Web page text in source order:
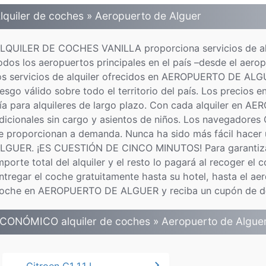
de coches » Aeropuerto de Alguer
DE COCHES VANILLA proporciona servicios de
los aeropuertos principales en el país –desde el
servicios de alquiler ofrecidos en AEROPUERTO DE
válido sobre todo el territorio del país. Los precios en
para alquileres de largo plazo. Con cada alquiler en
sin cargo y asientos de niños. Los
proporcionan a demanda. Nunca ha sido más fácil hacer
¡ES CUESTIÓN DE CINCO MINUTOS! Para
total del alquiler y el resto lo pagará al recoger el
el coche gratuitamente hasta su hotel, hasta el
en AEROPUERTO DE ALGUER y reciba un cupón
alquiler de coches » Aeropuerto de